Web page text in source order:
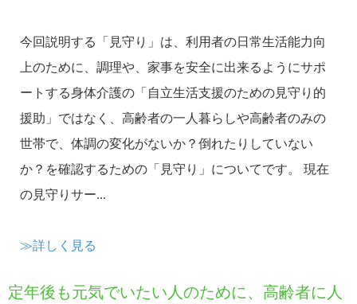
今回説明する「見守り」は、利用者の日常生活能力向
上のために、調理や、家事を安全に出来るようにサポ
ートする身体介護の「自立生活支援のための見守り的
援助」ではなく、高齢者の一人暮らしや高齢者のみの
世帯で、体調の変化がないか？倒れたりしていない
か？を確認するための「見守り」についてです。 現在
の見守りサー...
≫詳しく見る
定年後も元気でいたい人のために、高齢者に人